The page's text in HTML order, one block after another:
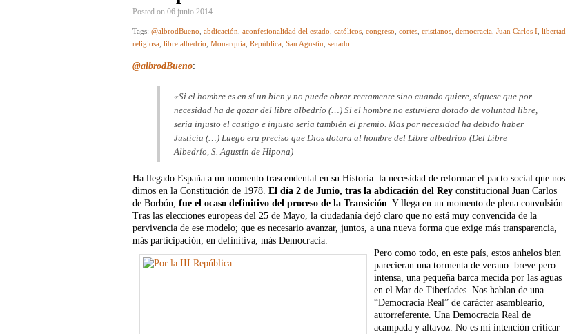
Posted on 06 junio 2014
Tags: @albrodBueno abdicación aconfesionalidad del estado católicos congreso cortes cristianos democracia Juan Carlos I libertad
religiosa libre albedrio Monarquía República San Agustín senado
@albrodBueno:
«Si el hombre es en sí un bien y no puede obrar rectamente sino cuando quiere, síguese que por
necesidad ha de gozar del libre albedrío (…) Si el hombre no estuviera dotado de voluntad libre,
sería injusto el castigo e injusto sería también el premio. Mas por necesidad ha debido haber
Justicia (…) Luego era preciso que Dios dotara al hombre del Libre albedrío» (Del Libre
Albedrío, S. Agustín de Hipona)
Ha llegado España a un momento trascendental en su Historia: la necesidad de reformar el pacto social que nos
dimos en la Constitución de 1978. El día 2 de Junio, tras la abdicación del Rey constitucional Juan Carlos
de Borbón, fue el ocaso definitivo del proceso de la Transición. Y llega en un momento de plena convulsión.
Tras las elecciones europeas del 25 de Mayo, la ciudadanía dejó claro que no está muy convencida de la
pervivencia de ese modelo; que es necesario avanzar, juntos, a una nueva forma que exige más transparencia,
más participación; en definitiva, más Democracia.
Pero como todo, en este país, estos anhelos bien
parecieran una tormenta de verano: breve pero
intensa, una pequeña barca mecida por las aguas
en el Mar de Tiberíades. Nos hablan de una
“Democracia Real” de carácter asambleario,
autorreferente. Una Democracia Real de
acampada y altavoz. No es mi intención criticar